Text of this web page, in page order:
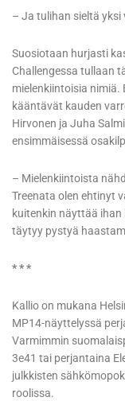
– Ja tulihan sieltä yksi
Suosiotaan hurjasti
Challengessa tullaan
mielenkiintoisia
kääntävät kauden
Hirvonen ja Juha
ensimmäisessä
– Mielenkiintoista
Treenata olen ehtinyt
kuitenkin näyttää
täytyy pystyä
* * *
Kallio on mukana
MP14-näyttelyssä
Varmimmin
3e41 tai perjantaina
julkkisten
roolissa.